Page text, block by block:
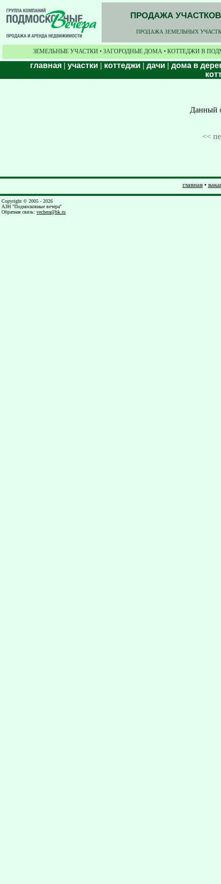
ПРОДАЖА
ПРОДАЖА ЗЕМЕЛЬНЫХ
ЗЕМЕЛЬНЫЕ УЧАСТКИ • ЗАГОРОДНЫЕ ДОМА • КОТТЕДЖИ В
главная | участки | коттеджи | дачи | дома в
Данный
<<
главная•
Copyright © 2005 - 2026
АЗН "Подмосковные вечера"
Обратная связь: vechera@bk.ru